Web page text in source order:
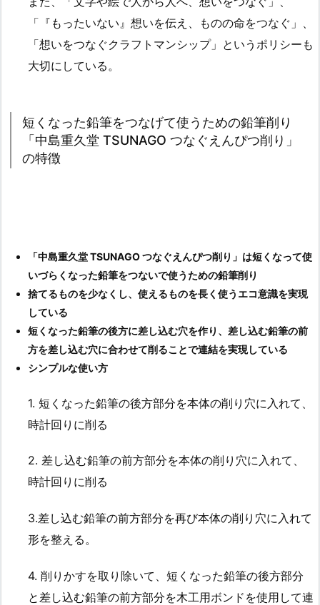
「『もったいない』想いを伝え、ものの命をつなぐ」、
「想いをつなぐクラフトマンシップ」というポリシーも
大切にしている。
短くなった鉛筆をつなげて使うための鉛筆削り
「中島重久堂 TSUNAGO つなぐえんぴつ削り」
の特徴
「中島重久堂 TSUNAGO つなぐえんぴつ削り」は短くなって使
いづらくなった鉛筆をつないで使うための鉛筆削り
捨てるものを少なくし、使えるものを長く使うエコ意識を実現
している
短くなった鉛筆の後方に差し込む穴を作り、差し込む鉛筆の前
方を差し込む穴に合わせて削ることで連結を実現している
シンプルな使い方
1. 短くなった鉛筆の後方部分を本体の削り穴に入れて、
時計回りに削る
2. 差し込む鉛筆の前方部分を本体の削り穴に入れて、
時計回りに削る
3.差し込む鉛筆の前方部分を再び本体の削り穴に入れて
形を整える。
4. 削りかすを取り除いて、短くなった鉛筆の後方部分
と差し込む鉛筆の前方部分を木工用ボンドを使用して連